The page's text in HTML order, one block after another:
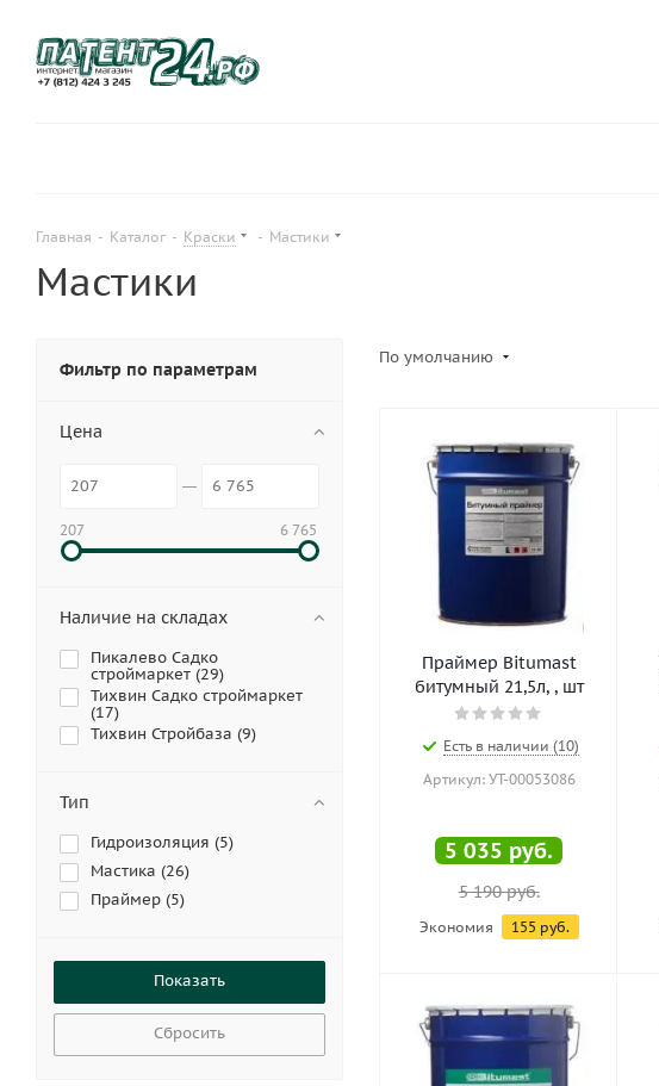
Главная - Каталог - Краски - Мастики
Мастики
По умолчанию
Праймер Bitumast
битумный 21,5л, , шт
Есть в наличии (10)
Артикул: УТ-00053086
5 035 руб.
5 190руб.
Экономия 155 руб.
Фильтр по параметрам
Цена
207 6 765
Наличие на складах
Пикалево Садко
строймаркет (29)
Тихвин Садко строймаркет
(17)
Тихвин Стройбаза (9)
Тип
Гидроизоляция (5)
Мастика (26)
Праймер (5)
Сбросить